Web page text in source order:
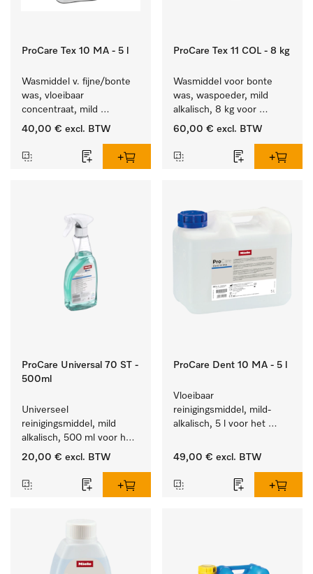
ProCare Tex 10 MA - 5 l
Wasmiddel v. fijne/bonte
was, vloeibaar
concentraat, mild
alkalisch, 5 l voor het
en gevoelig textiel.
40,00 € excl. BTW
ProCare Tex 11 COL - 8 kg
Wasmiddel voor bonte
was, waspoeder, mild
alkalisch, 8 kg voor
behoud van kleur en
was.
60,00 € excl. BTW
ProCare Universal 70 ST -
500ml
Universeel
reinigingsmiddel, mild
alkalisch, 500 ml voor het
behoedzaam verwijderen
20,00 € excl. BTW
ProCare Dent 10 MA - 5 l
Vloeibaar
reinigingsmiddel, mild-
alkalisch, 5 l voor het
van tandheelkundige en
49,00 € excl. BTW